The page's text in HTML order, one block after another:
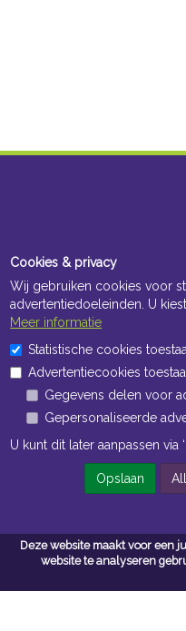
Deze website maakt voor een
website te analyseren
Openingstijden
Openingstijden
Navigatie
Algemene voorwaarden
Privacy
Cookies & privacy
Wij gebruiken cookies voor
advertentiedoeleinden. U
Meer informatie
Statistische cookies
Advertentiecookies
Gegevens delen voor
Gepersonaliseerde
U kunt dit later aanpassen via
Opslaan